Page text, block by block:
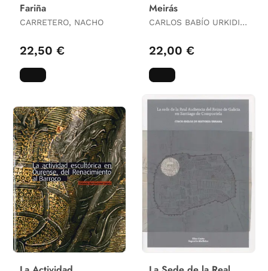
Fariña
CARRETERO, NACHO
22,50 €
Meirás
CARLOS BABÍO URKIDI /
22,00 €